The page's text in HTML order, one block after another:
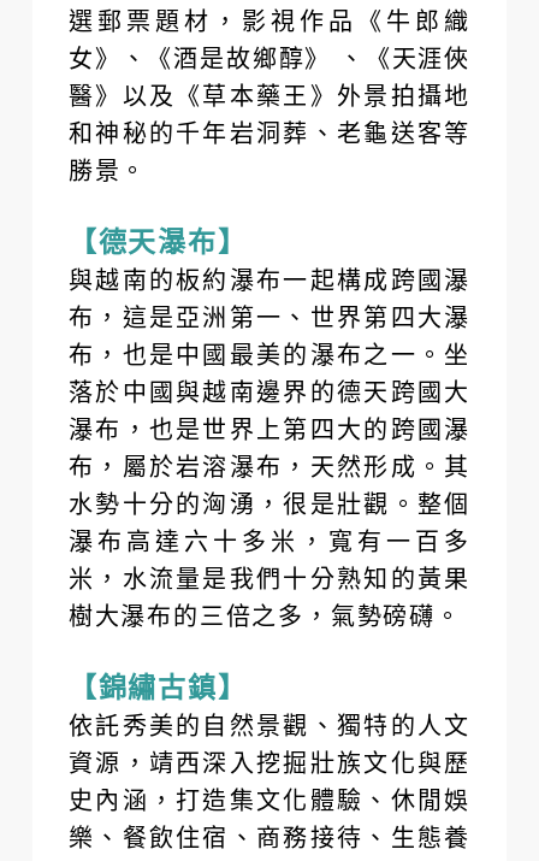
選郵票題材，影視作品《牛郎織
女》、《酒是故鄉醇》 、《天涯俠
醫》以及《草本藥王》外景拍攝地
和神秘的千年岩洞葬、老龜送客等
勝景。
【德天瀑布】
與越南的板約瀑布一起構成跨國瀑
布，這是亞洲第一、世界第四大瀑
布，也是中國最美的瀑布之一。坐
落於中國與越南邊界的德天跨國大
瀑布，也是世界上第四大的跨國瀑
布，屬於岩溶瀑布，天然形成。其
水勢十分的洶湧，很是壯觀。整個
瀑布高達六十多米，寬有一百多
米，水流量是我們十分熟知的黃果
樹大瀑布的三倍之多，氣勢磅礴。
【錦繡古鎮】
依託秀美的自然景觀、獨特的人文
資源，靖西深入挖掘壯族文化與歷
史內涵，打造集文化體驗、休閒娛
樂、餐飲住宿、商務接待、生態養